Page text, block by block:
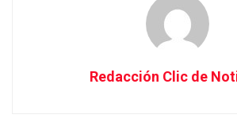
Redacción Clic de